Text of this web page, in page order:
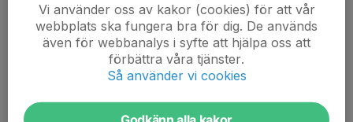
Parre27 jun 2025
Super Coolt
Vi använder oss av kakor (cookies) för att vår
webbplats ska fungera bra för dig. De används
även för webbanalys i syfte att hjälpa oss att
förbättra våra tjänster.
Så använder vi cookies